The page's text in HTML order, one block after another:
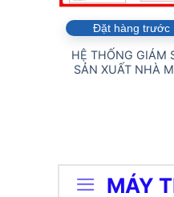
Đặt hàng trước
HỆ THỐNG GIÁM
SẢN XUẤT NHÀ
MÁY